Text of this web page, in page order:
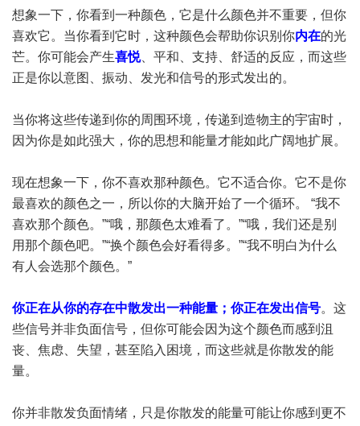
想象一下，你看到一种颜色，它是什么颜色并不重要，但你
喜欢它。当你看到它时，这种颜色会帮助你识别你内在的光
芒。你可能会产生喜悦、平和、支持、舒适的反应，而这些
正是你以意图、振动、发光和信号的形式发出的。
当你将这些传递到你的周围环境，传递到造物主的宇宙时，
因为你是如此强大，你的思想和能量才能如此广阔地扩展。
现在想象一下，你不喜欢那种颜色。它不适合你。它不是你
最喜欢的颜色之一，所以你的大脑开始了一个循环。 “我不
喜欢那个颜色。”“哦，那颜色太难看了。”“哦，我们还是别
用那个颜色吧。”“换个颜色会好看得多。”“我不明白为什么
有人会选那个颜色。”
你正在从你的存在中散发出一种能量；你正在发出信号。这
些信号并非负面信号，但你可能会因为这个颜色而感到沮
丧、焦虑、失望，甚至陷入困境，而这些就是你散发的能
量。
你并非散发负面情绪，只是你散发的能量可能让你感到更不